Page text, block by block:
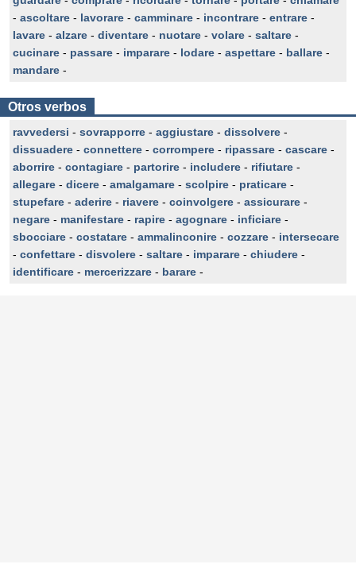
- ascoltare - lavorare - camminare - incontrare - entrare -
lavare - alzare - diventare - nuotare - volare - saltare -
cucinare - passare - imparare - lodare - aspettare - ballare -
mandare -
Otros verbos
ravvedersi - sovrapporre - aggiustare - dissolvere -
dissuadere - connettere - corrompere - ripassare - cascare -
aborrire - contagiare - partorire - includere - rifiutare -
allegare - dicere - amalgamare - scolpire - praticare -
stupefare - aderire - riavere - coinvolgere - assicurare -
negare - manifestare - rapire - agognare - inficiare -
sbocciare - costatare - ammalinconire - cozzare - intersecare
- confettare - disvolere - saltare - imparare - chiudere -
identificare - mercerizzare - barare -